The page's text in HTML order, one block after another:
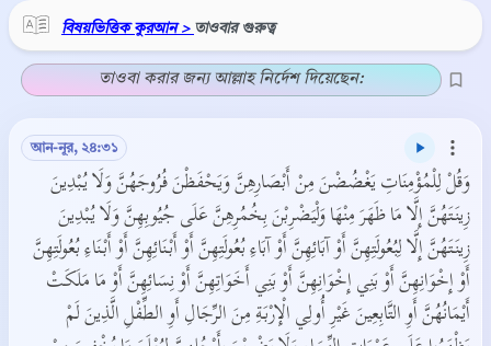
বিষয়ভিত্তিক কুরআন > তাওবার গুরুত্ব
তাওবা করার জন্য আল্লাহ নির্দেশ দিয়েছেন:
আন-নূর, ২৪:৩১
وَقُلْ لِلْمُؤْمِنَاتِ يَغْضُضْنَ مِنْ أَبْصَارِهِنَّ وَيَحْفَظْنَ فُرُوجَهُنَّ وَلَا يُبْدِينَ
زِينَتَهُنَّ إِلَّا مَا ظَهَرَ مِنْهَا وَلْيَضْرِبْنَ بِخُمُرِهِنَّ عَلَى جُيُوبِهِنَّ وَلَا يُبْدِينَ
زِينَتَهُنَّ إِلَّا لِبُعُولَتِهِنَّ أَوْ آبَائِهِنَّ أَوْ آبَاءِ بُعُولَتِهِنَّ أَوْ أَبْنَائِهِنَّ أَوْ أَبْنَاءِ بُعُولَتِهِنَّ
أَوْ إِخْوَانِهِنَّ أَوْ بَنِي إِخْوَانِهِنَّ أَوْ بَنِي أَخَوَاتِهِنَّ أَوْ نِسَائِهِنَّ أَوْ مَا مَلَكَتْ
أَيْمَانُهُنَّ أَوِ التَّابِعِينَ غَيْرِ أُولِي الْإِرْبَةِ مِنَ الرِّجَالِ أَوِ الطِّفْلِ الَّذِينَ لَمْ